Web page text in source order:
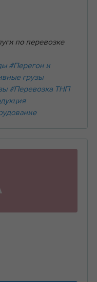
по перевозке
#Перегон и
грузы
#Перевозка ТНП